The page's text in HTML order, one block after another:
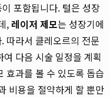
포함됩니다. 털은 성장
, 레이저 제모는 성장기에
따라서 클레오르의 전문
다음 시술 일정을 계획
효과를 볼 수 있도록 돕습
비용을 절약하게 할 뿐만